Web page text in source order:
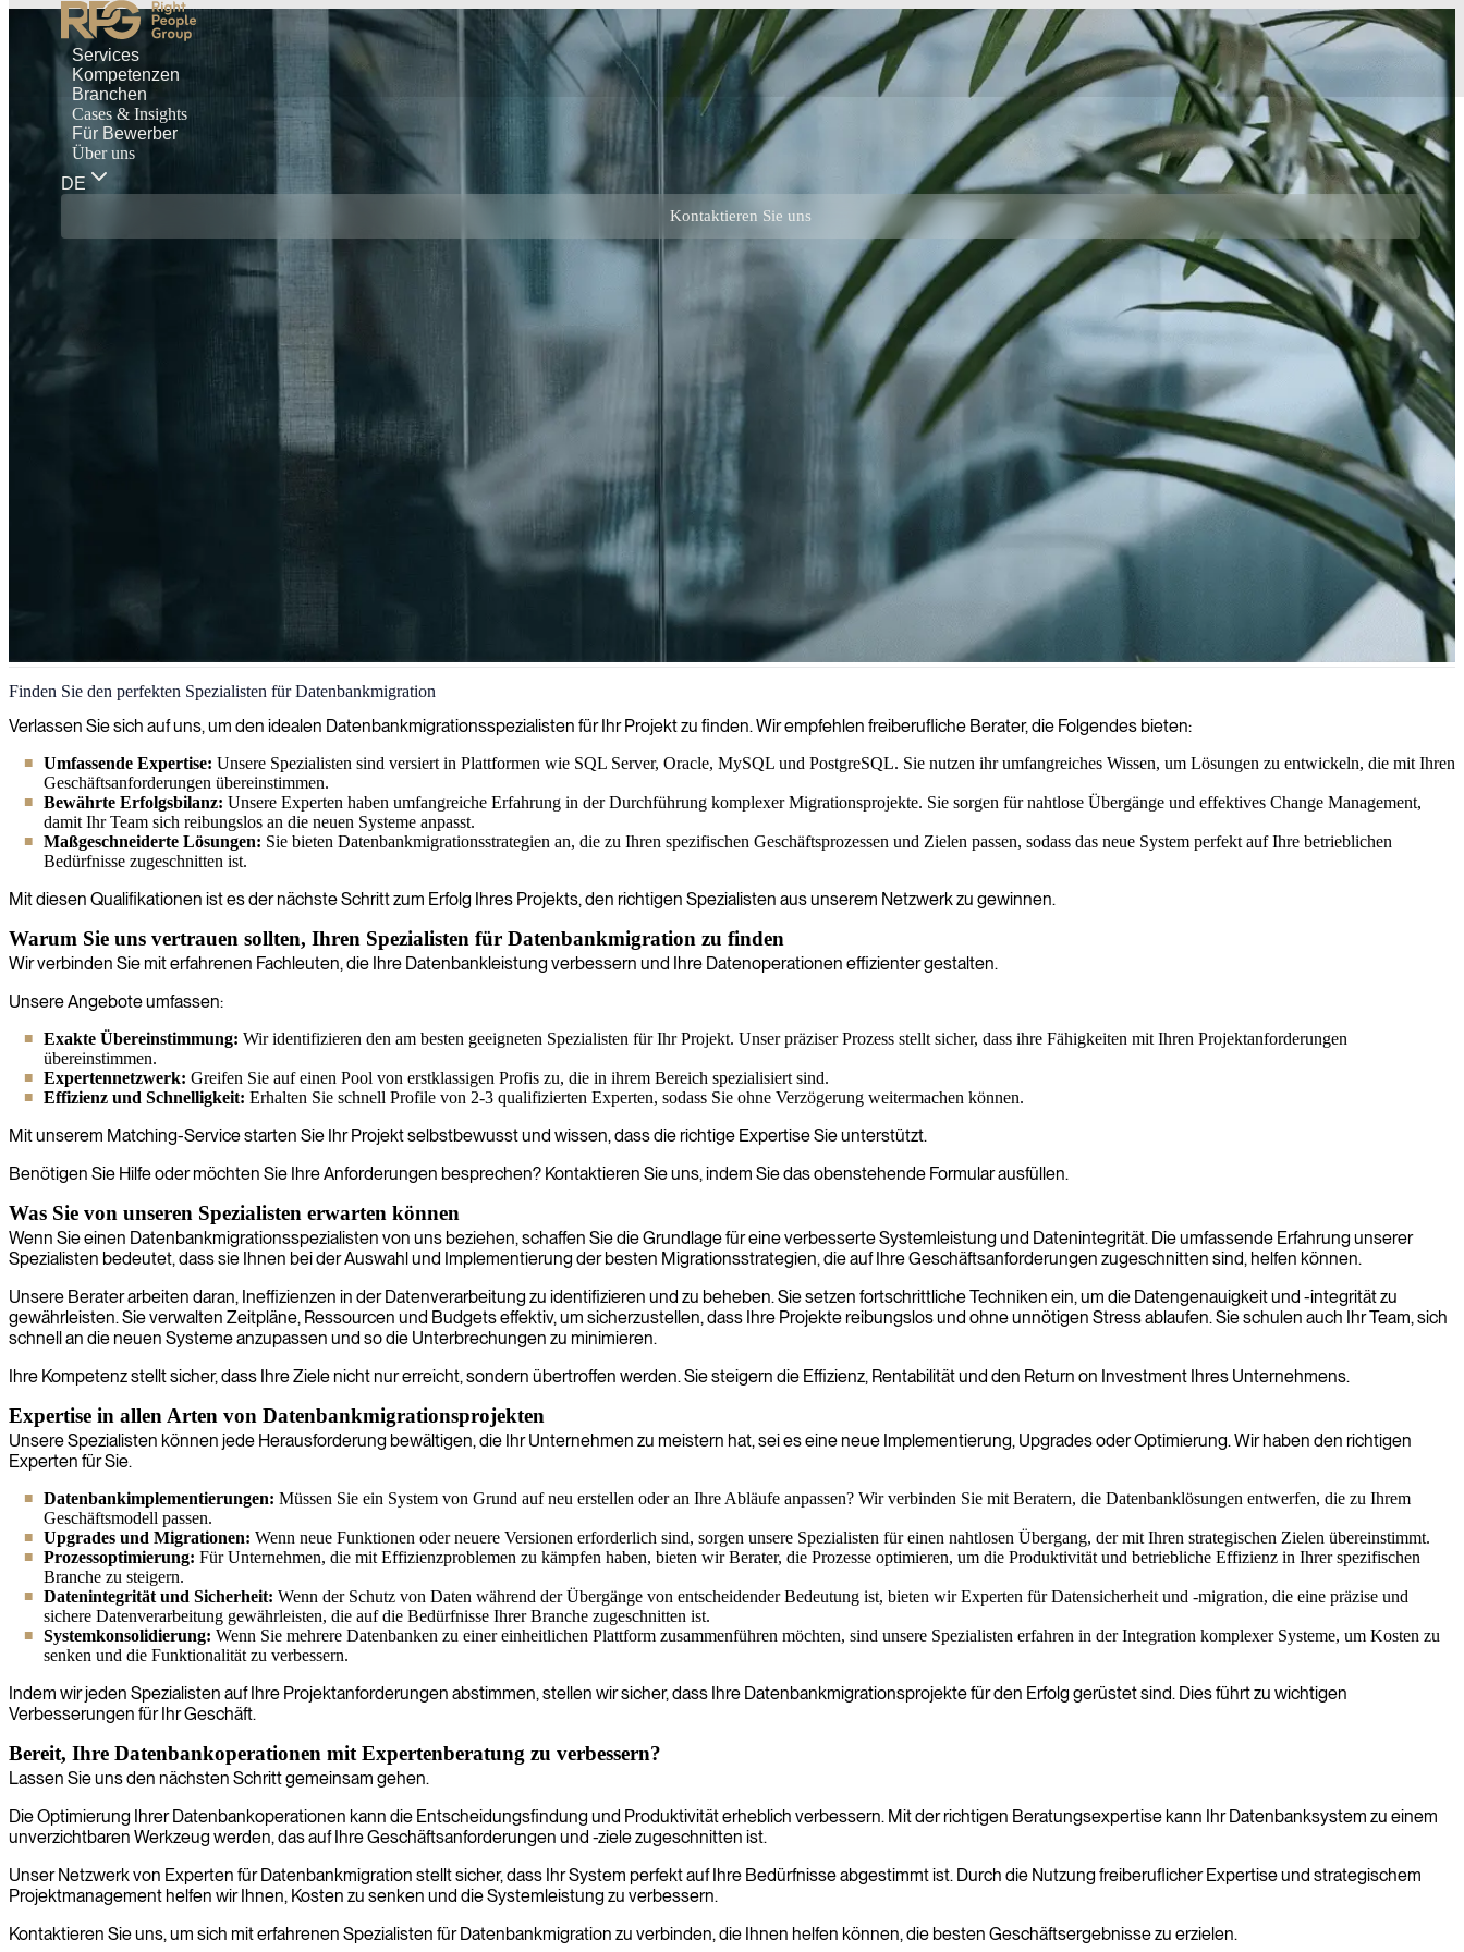
Services
Kompetenzen
Branchen
Cases & Insights
Für Bewerber
Über uns
DE
Kontaktieren Sie uns
Datenbankmigration
Wir unterstützen Unternehmen bei Datenbank-Migrationsprojekten und gewährleisten reibungslose Übergänge bei gleichzeitiger Wahrung der Datenintegrität, Sicherheit und minimaler Ausfallzeit durch unsere
Finden Sie den perfekten Spezialisten für Datenbankmigration
Verlassen Sie sich auf uns, um den idealen Datenbankmigrationsspezialisten für Ihr Projekt zu finden. Wir empfehlen freiberufliche Berater, die Folgendes bieten:
Umfassende Expertise: Unsere Spezialisten sind versiert in Plattformen wie SQL Server, Oracle, MySQL und PostgreSQL. Sie nutzen ihr umfangreiches Wissen, um Lösungen zu entwickeln, die mit Ihren
Geschäftsanforderungen übereinstimmen.
Bewährte Erfolgsbilanz: Unsere Experten haben umfangreiche Erfahrung in der Durchführung komplexer Migrationsprojekte. Sie sorgen für nahtlose Übergänge und effektives Change Management,
damit Ihr Team sich reibungslos an die neuen Systeme anpasst.
Maßgeschneiderte Lösungen: Sie bieten Datenbankmigrationsstrategien an, die zu Ihren spezifischen Geschäftsprozessen und Zielen passen, sodass das neue System perfekt auf Ihre betrieblichen
Bedürfnisse zugeschnitten ist.
Mit diesen Qualifikationen ist es der nächste Schritt zum Erfolg Ihres Projekts, den richtigen Spezialisten aus unserem Netzwerk zu gewinnen.
Warum Sie uns vertrauen sollten, Ihren Spezialisten für Datenbankmigration zu finden
Wir verbinden Sie mit erfahrenen Fachleuten, die Ihre Datenbankleistung verbessern und Ihre Datenoperationen effizienter gestalten.
Unsere Angebote umfassen:
Exakte Übereinstimmung: Wir identifizieren den am besten geeigneten Spezialisten für Ihr Projekt. Unser präziser Prozess stellt sicher, dass ihre Fähigkeiten mit Ihren Projektanforderungen
übereinstimmen.
Expertennetzwerk: Greifen Sie auf einen Pool von erstklassigen Profis zu, die in ihrem Bereich spezialisiert sind.
Effizienz und Schnelligkeit: Erhalten Sie schnell Profile von 2-3 qualifizierten Experten, sodass Sie ohne Verzögerung weitermachen können.
Mit unserem Matching-Service starten Sie Ihr Projekt selbstbewusst und wissen, dass die richtige Expertise Sie unterstützt.
Benötigen Sie Hilfe oder möchten Sie Ihre Anforderungen besprechen? Kontaktieren Sie uns, indem Sie das obenstehende Formular ausfüllen.
Was Sie von unseren Spezialisten erwarten können
Wenn Sie einen Datenbankmigrationsspezialisten von uns beziehen, schaffen Sie die Grundlage für eine verbesserte Systemleistung und Datenintegrität. Die umfassende Erfahrung unserer
Spezialisten bedeutet, dass sie Ihnen bei der Auswahl und Implementierung der besten Migrationsstrategien, die auf Ihre Geschäftsanforderungen zugeschnitten sind, helfen können.
Unsere Berater arbeiten daran, Ineffizienzen in der Datenverarbeitung zu identifizieren und zu beheben. Sie setzen fortschrittliche Techniken ein, um die Datengenauigkeit und -integrität zu
gewährleisten. Sie verwalten Zeitpläne, Ressourcen und Budgets effektiv, um sicherzustellen, dass Ihre Projekte reibungslos und ohne unnötigen Stress ablaufen. Sie schulen auch Ihr Team, sich
schnell an die neuen Systeme anzupassen und so die Unterbrechungen zu minimieren.
Ihre Kompetenz stellt sicher, dass Ihre Ziele nicht nur erreicht, sondern übertroffen werden. Sie steigern die Effizienz, Rentabilität und den Return on Investment Ihres Unternehmens.
Expertise in allen Arten von Datenbankmigrationsprojekten
Unsere Spezialisten können jede Herausforderung bewältigen, die Ihr Unternehmen zu meistern hat, sei es eine neue Implementierung, Upgrades oder Optimierung. Wir haben den richtigen
Experten für Sie.
Datenbankimplementierungen: Müssen Sie ein System von Grund auf neu erstellen oder an Ihre Abläufe anpassen? Wir verbinden Sie mit Beratern, die Datenbanklösungen entwerfen, die zu Ihrem
Geschäftsmodell passen.
Upgrades und Migrationen: Wenn neue Funktionen oder neuere Versionen erforderlich sind, sorgen unsere Spezialisten für einen nahtlosen Übergang, der mit Ihren strategischen Zielen übereinstimmt.
Prozessoptimierung: Für Unternehmen, die mit Effizienzproblemen zu kämpfen haben, bieten wir Berater, die Prozesse optimieren, um die Produktivität und betriebliche Effizienz in Ihrer spezifischen
Branche zu steigern.
Datenintegrität und Sicherheit: Wenn der Schutz von Daten während der Übergänge von entscheidender Bedeutung ist, bieten wir Experten für Datensicherheit und -migration, die eine präzise und
sichere Datenverarbeitung gewährleisten, die auf die Bedürfnisse Ihrer Branche zugeschnitten ist.
Systemkonsolidierung: Wenn Sie mehrere Datenbanken zu einer einheitlichen Plattform zusammenführen möchten, sind unsere Spezialisten erfahren in der Integration komplexer Systeme, um Kosten zu
senken und die Funktionalität zu verbessern.
Indem wir jeden Spezialisten auf Ihre Projektanforderungen abstimmen, stellen wir sicher, dass Ihre Datenbankmigrationsprojekte für den Erfolg gerüstet sind. Dies führt zu wichtigen
Verbesserungen für Ihr Geschäft.
Bereit, Ihre Datenbankoperationen mit Expertenberatung zu verbessern?
Lassen Sie uns den nächsten Schritt gemeinsam gehen.
Die Optimierung Ihrer Datenbankoperationen kann die Entscheidungsfindung und Produktivität erheblich verbessern. Mit der richtigen Beratungsexpertise kann Ihr Datenbanksystem zu einem
unverzichtbaren Werkzeug werden, das auf Ihre Geschäftsanforderungen und -ziele zugeschnitten ist.
Unser Netzwerk von Experten für Datenbankmigration stellt sicher, dass Ihr System perfekt auf Ihre Bedürfnisse abgestimmt ist. Durch die Nutzung freiberuflicher Expertise und strategischem
Projektmanagement helfen wir Ihnen, Kosten zu senken und die Systemleistung zu verbessern.
Kontaktieren Sie uns, um sich mit erfahrenen Spezialisten für Datenbankmigration zu verbinden, die Ihnen helfen können, die besten Geschäftsergebnisse zu erzielen.